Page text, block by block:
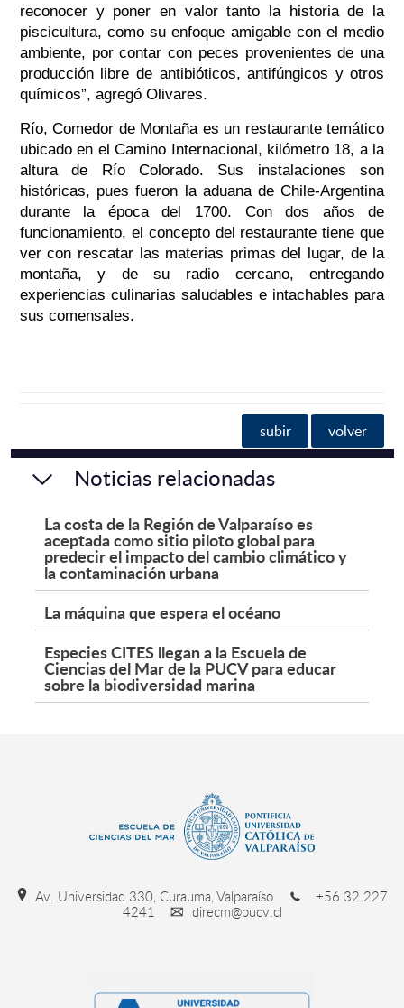
reconocer y poner en valor tanto la historia de la
piscicultura, como su enfoque amigable con el medio
ambiente, por contar con peces provenientes de una
producción libre de antibióticos, antifúngicos y otros
químicos”, agregó Olivares.
Río, Comedor de Montaña es un restaurante temático
ubicado en el Camino Internacional, kilómetro 18, a la
altura de Río Colorado. Sus instalaciones son
históricas, pues fueron la aduana de Chile-Argentina
durante la época del 1700. Con dos años de
funcionamiento, el concepto del restaurante tiene que
ver con rescatar las materias primas del lugar, de la
montaña, y de su radio cercano, entregando
experiencias culinarias saludables e intachables para
sus comensales.
subir volver
Noticias relacionadas
La costa de la Región de Valparaíso es
aceptada como sitio piloto global para
predecir el impacto del cambio climático y
la contaminación urbana
La máquina que espera el océano
Especies CITES llegan a la Escuela de
Ciencias del Mar de la PUCV para educar
sobre la biodiversidad marina
Av. Universidad 330, Curauma, Valparaíso
+56 32 227
4241
direcm@pucv.cl